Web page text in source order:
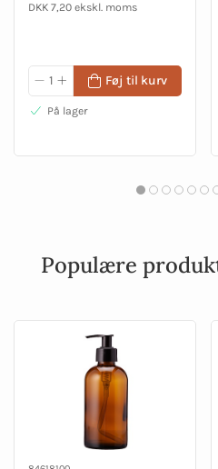
DKK 7,20 ekskl. moms
Føj til kurv
På lager
Populære